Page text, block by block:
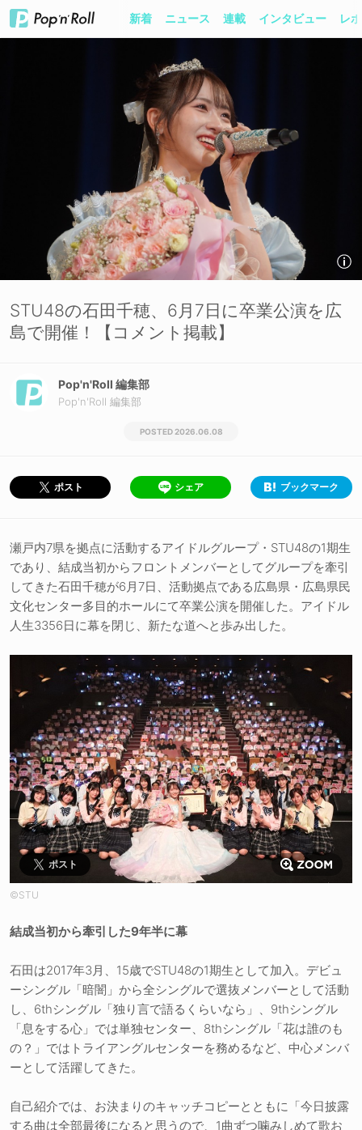
新着 ニュース 連載 インタビュー レ
STU48の石田千穂、6月7日に卒業公演を広
島で開催！【コメント掲載】
Pop'n'Roll 編集部
Pop'n'Roll 編集部
2026.06.08
ポスト シェア ブックマーク
瀬戸内7県を拠点に活動するアイドルグループ・STU48の1期生
であり、結成当初からフロントメンバーとしてグループを牽引
してきた石田千穂が6月7日、活動拠点である広島県・広島県民
文化センター多目的ホールにて卒業公演を開催した。アイドル
人生3356日に幕を閉じ、新たな道へと歩み出した。
ポスト
©STU
結成当初から牽引した9年半に幕
石田は2017年3月、15歳でSTU48の1期生として加入。デビュ
ーシングル「暗闇」から全シングルで選抜メンバーとして活動
し、6thシングル「独り言で語るくらいなら」、9thシングル
「息をする心」では単独センター、8thシングル「花は誰のも
の？」ではトライアングルセンターを務めるなど、中心メンバ
ーとして活躍してきた。
自己紹介では、お決まりのキャッチコピーとともに「今日披露
する曲は全部最後になると思うので、1曲ずつ噛みしめて歌お